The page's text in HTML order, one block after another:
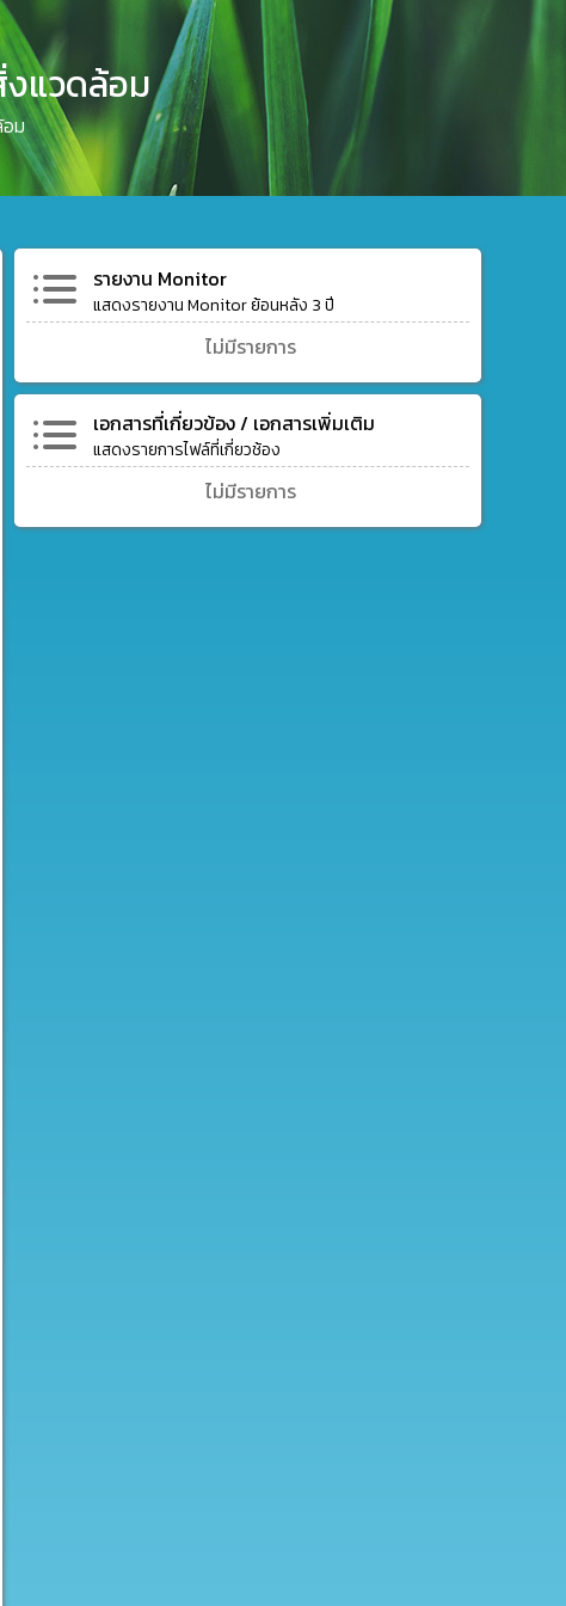
แวดล้อม
อม
รายงาน Monitor
แสดงรายงาน Monitor ย้อนหลัง 3 ปี
ไม่มีรายการ
เอกสารที่เกี่ยวข้อง / เอกสารเพิ่มเติม
แสดงรายการไฟล์ที่เกี่ยวช้อง
ไม่มีรายการ